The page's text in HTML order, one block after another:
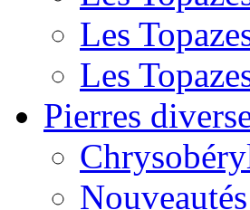
Les
Les
Pierres
Nouveautés